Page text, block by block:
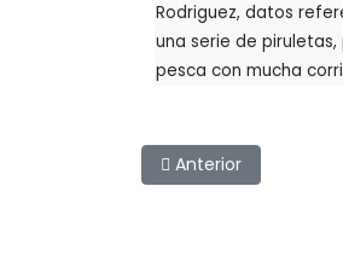
Rodriguez, datos
una serie de piruletas,
pesca con mucha
Artículo anterior: I
Anterior